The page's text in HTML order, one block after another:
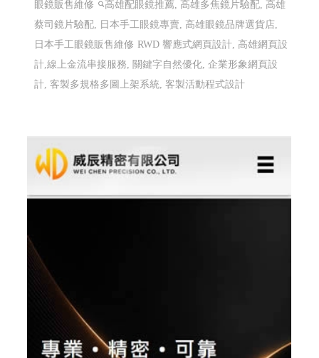
高雄配眼鏡推薦,高雄多焦鏡片驗配,高雄蔡司鏡片驗配,日
本手工眼鏡專賣,高雄眼鏡品牌選貨店,日本手工眼鏡販售
高雄配眼鏡推薦, 高雄多焦鏡片驗配, 高雄蔡司鏡片
驗配, 日本手工眼鏡專賣, 高雄眼鏡品牌選貨店, 日本手工
眼鏡販售維修
蔡司鏡片驗配, 日本手工眼鏡專賣, 高雄眼鏡品牌選貨店,